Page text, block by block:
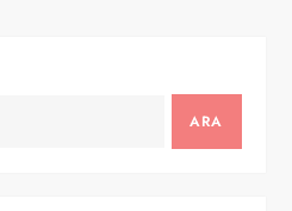
ARA